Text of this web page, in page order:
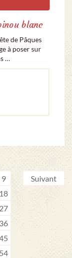
blanc
de Pâques
à poser sur
…
9
18
27
36
54
Suivant